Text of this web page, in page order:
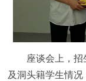
座谈会上，
及洞头籍学生情